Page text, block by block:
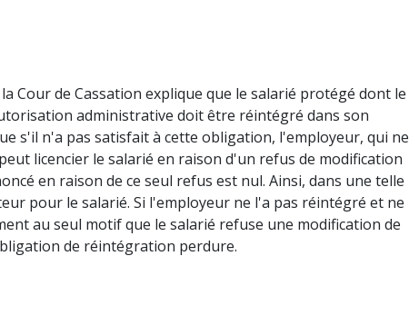
Cour de Cassation explique que le salarié protégé dont le
administrative doit être réintégré dans son
s'il n'a pas satisfait à cette obligation, l'employeur, qui ne
licencier le salarié en raison d'un refus de modification
en raison de ce seul refus est nul. Ainsi, dans une telle
pour le salarié. Si l'employeur ne l'a pas réintégré et ne
au seul motif que le salarié refuse une modification de
de réintégration perdure.